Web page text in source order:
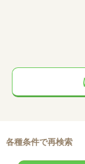
各種条件で再検索